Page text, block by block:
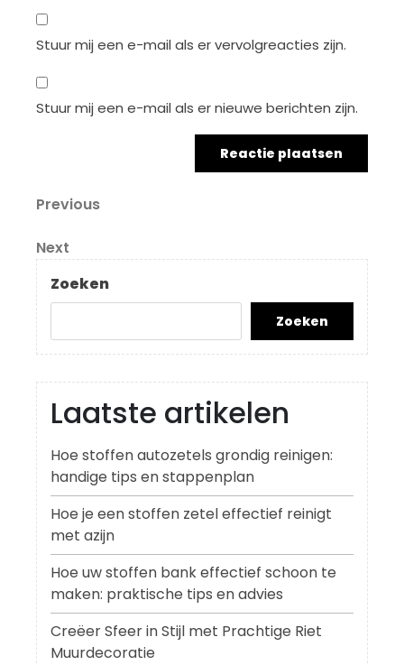
Stuur mij een e-mail als er vervolgreacties zijn.
Stuur mij een e-mail als er nieuwe berichten zijn.
Berichtnavigatie
Previous
Previous
Next
Post
Next
Zoeken
Zoeken
Laatste artikelen
Hoe stoffen autozetels grondig reinigen:
handige tips en stappenplan
Hoe je een stoffen zetel effectief reinigt
met azijn
Hoe uw stoffen bank effectief schoon te
maken: praktische tips en advies
Creëer Sfeer in Stijl met Prachtige Riet
Muurdecoratie